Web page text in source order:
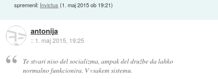
spremenil: Invictus (1. maj 2015 ob 19:21)
antonija
:: 1. maj 2015, 19:25
Te stvari niso del socializma, ampak del družbe da lahko
normalno funkcionira. V vsakem sistemu.